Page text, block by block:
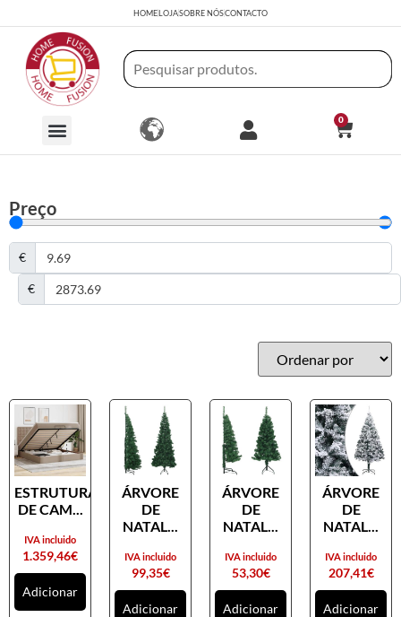
HOMELOJASOBRE NÓSCONTACTO
0
Preço
€
€
ESTRUTURA
DE CAM...
1.359,46€
IVA incluido
Adicionar
ÁRVORE
DE
NATAL...
99,35€
IVA incluido
Adicionar
ÁRVORE
DE
NATAL...
53,30€
IVA incluido
Adicionar
ÁRVORE
DE
NATAL...
207,41€
IVA incluido
Adicionar